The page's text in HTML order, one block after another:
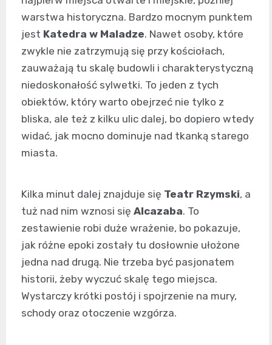
warstwa historyczna. Bardzo mocnym punktem
jest Katedra w Maladze. Nawet osoby, które
zwykle nie zatrzymują się przy kościołach,
zauważają tu skalę budowli i charakterystyczną
niedoskonałość sylwetki. To jeden z tych
obiektów, który warto obejrzeć nie tylko z
bliska, ale też z kilku ulic dalej, bo dopiero wtedy
widać, jak mocno dominuje nad tkanką starego
miasta.
Kilka minut dalej znajduje się Teatr Rzymski, a
tuż nad nim wznosi się Alcazaba. To
zestawienie robi duże wrażenie, bo pokazuje,
jak różne epoki zostały tu dosłownie ułożone
jedna nad drugą. Nie trzeba być pasjonatem
historii, żeby wyczuć skalę tego miejsca.
Wystarczy krótki postój i spojrzenie na mury,
schody oraz otoczenie wzgórza.